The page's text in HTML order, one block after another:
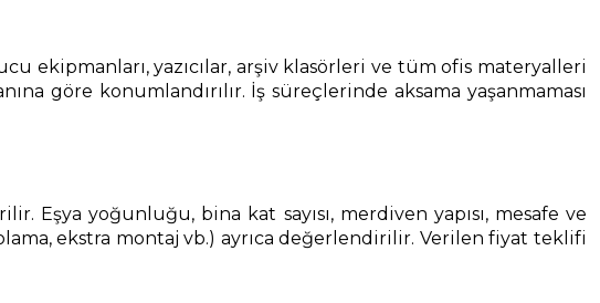
ekipmanları, yazıcılar, arşiv klasörleri ve tüm ofis materyalleri
göre konumlandırılır. İş süreçlerinde aksama yaşanmaması
Eşya yoğunluğu, bina kat sayısı, merdiven yapısı, mesafe ve
ekstra montaj vb.) ayrıca değerlendirilir. Verilen fiyat teklifi